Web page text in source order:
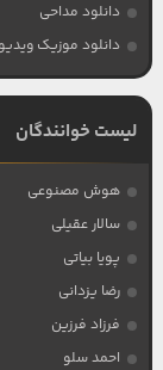
دانلود مداحی
دانلود موزیک ویدیو
لیست خوانندگان
هوش مصنوعی
سالار عقیلی
پویا بیاتی
رضا یزدانی
فرزاد فرزین
احمد سلو